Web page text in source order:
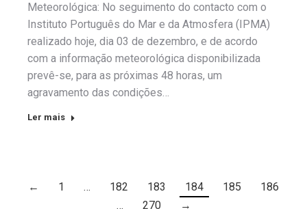
Meteorológica: No seguimento do contacto com o
Instituto Português do Mar e da Atmosfera (IPMA)
realizado hoje, dia 03 de dezembro, e de acordo
com a informação meteorológica disponibilizada
prevê-se, para as próximas 48 horas, um
agravamento das condições…
Ler mais
← 1 … 182 183 184 185
186
…
270 →